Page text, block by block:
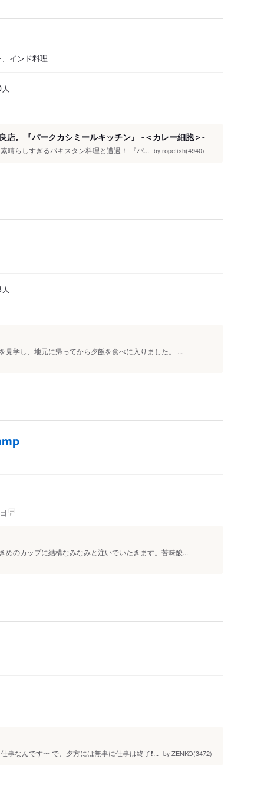
インド料理
人
店。『パークカシミールキッチン』 -＜カレー細胞＞-
晴らしすぎるパキスタン料理と遭遇！ 『パ... by ropefish(4940)
人
学し、地元に帰ってから夕飯を食べに入りました。 ...
めのカップに結構なみなみと注いでいたきます。苦味酸...
なんです〜 で、夕方には無事に仕事は終了❗... by ZENKO(3472)